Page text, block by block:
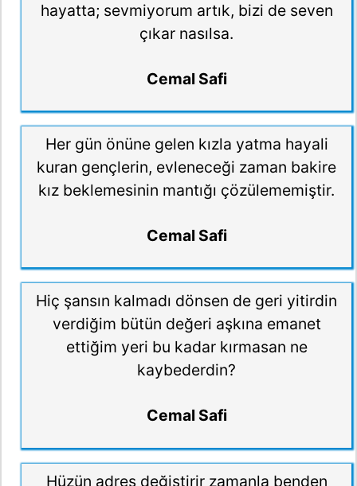
hayatta; sevmiyorum artık, bizi de seven
çıkar nasılsa.
Cemal Safi
Her gün önüne gelen kızla yatma hayali
kuran gençlerin, evleneceği zaman bakire
kız beklemesinin mantığı çözülememiştir.
Cemal Safi
Hiç şansın kalmadı dönsen de geri yitirdin
verdiğim bütün değeri aşkına emanet
ettiğim yeri bu kadar kırmasan ne
kaybederdin?
Cemal Safi
Hüzün adres değiştirir zamanla benden